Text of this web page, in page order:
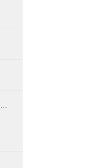
合成切削液单片、叠片防锈性测定仪